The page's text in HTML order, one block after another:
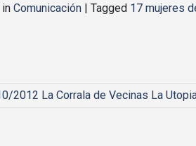
Comunicación | Tagged 17 mujeres
2012 La Corrala de Vecinas La